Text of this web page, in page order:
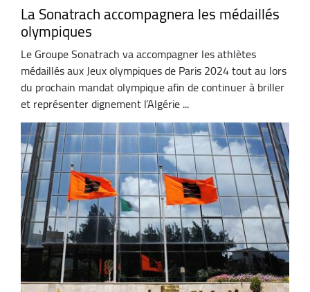
La Sonatrach accompagnera les médaillés
olympiques
Le Groupe Sonatrach va accompagner les athlètes
médaillés aux Jeux olympiques de Paris 2024 tout au lors
du prochain mandat olympique afin de continuer à briller
et représenter dignement l’Algérie ...